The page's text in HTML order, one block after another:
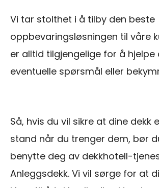
Vi tar stolthet i å tilby den beste
oppbevaringsløsningen til våre
er alltid tilgjengelige for å hjelpe
eventuelle spørsmål eller
Så, hvis du vil sikre at dine dekk
stand når du trenger dem, bør
benytte deg av dekkhotell-
Anleggsdekk. Vi vil sørge for at